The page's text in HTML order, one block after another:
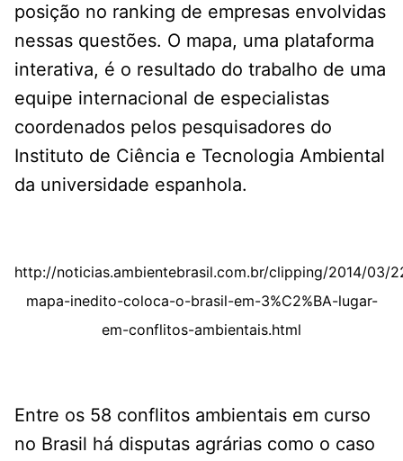
posição no ranking de empresas envolvidas
nessas questões. O mapa, uma plataforma
interativa, é o resultado do trabalho de uma
equipe internacional de especialistas
coordenados pelos pesquisadores do
Instituto de Ciência e Tecnologia Ambiental
da universidade espanhola.
http://noticias.ambientebrasil.com.br/clipping/2014/03/
mapa-inedito-coloca-o-brasil-em-3%C2%BA-lugar-
em-conflitos-ambientais.html
Entre os 58 conflitos ambientais em curso
no Brasil há disputas agrárias como o caso